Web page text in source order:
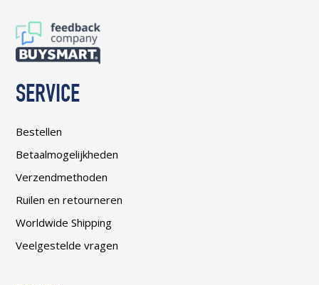
SERVICE
Bestellen
Betaalmogelijkheden
Verzendmethoden
Ruilen en retourneren
Worldwide Shipping
Veelgestelde vragen